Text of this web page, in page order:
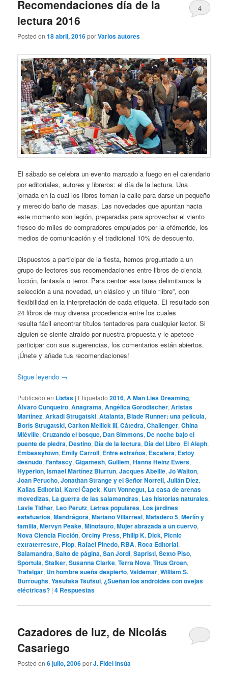
Recomendaciones día de la
lectura 2016
Posted on18 abril, 2016porVarios autores
4
El sábado se celebra un evento marcado a fuego en el calendario
por editoriales, autores y libreros: el día de la lectura. Una
jornada en la cual los libros toman la calle para darse un pequeño
y merecido baño de masas. Las novedades que apuntan hacia
este momento son legión, preparadas para aprovechar el viento
fresco de miles de compradores empujados por la efémeride, los
medios de comunicación y el tradicional 10% de descuento.
Dispuestos a participar de la fiesta, hemos preguntado a un
grupo de lectores sus recomendaciones entre libros de ciencia
ficción, fantasía o terror. Para centrar esa tarea delimitamos la
selección a una novedad, un clásico y un título “libre”, con
flexibilidad en la interpretación de cada etiqueta. El resultado son
24 libros de muy diversa procedencia entre los cuales
resulta fácil encontrar títulos tentadores para cualquier lector. Si
alguien se siente atraído por nuestra propuesta y le apetece
participar con sus sugerencias, los comentarios están abiertos.
¡Únete y añade tus recomendaciones!
Sigue leyendo →
Publicado en Listas | Etiquetado 2016,A Man Lies Dreaming,
Álvaro Cunqueiro,Anagrama,Angélica Gorodischer,Aristas
Martínez,Arkadi Strugatski,Atalanta, Blade Runner: una película,
Borís Strugatski,Carlton Mellick III,Cátedra,Challenger,China
Miéville,Cruzando el bosque, Dan Simmons, De noche bajo el
puente de piedra, Destino, Día de la lectura, Día del Libro, El Aleph,
Embassytown, Emily Carroll, Entre extraños, Escalera, Estoy
desnudo,Fantascy,Gigamesh,Guillem,Hanns Heinz Ewers,
Hyperion,Ismael Martínez Biurrun,Jacques Abeille,Jo Walton,
Joan Perucho,Jonathan Strange y el Señor Norrell,Julián Díez,
Kailas Editorial,Karel Čapek,Kurt Vonnegut, La casa de arenas
movedizas, La guerra de las salamandras, Las historias naturales,
Lavie Tidhar, Leo Perutz, Letras populares, Los jardines
estatuarios,Mandrágora,Mariano Villarreal,Matadero 5,Merlín y
familia,Mervyn Peake,Minotauro,Mujer abrazada a un cuervo,
Nova Ciencia Ficción,Orciny Press, Philip K. Dick, Picnic
extraterrestre, Plop, Rafael Pinedo, RBA, Roca Editorial,
Salamandra,Salto de página,San Jordi,Sapristi,Sexto Piso,
Sportula,Stalker,Susanna Clarke,Terra Nova,Titus Groan,
Trafalgar, Un hombre sueña despierto,Valdemar,William S.
Burroughs,Yasutaka Tsutsui, ¿Sueñan los androides con ovejas
eléctricas? |4 Respuestas
Cazadores de luz, de Nicolás
Casariego
Posted on6 julio, 2006porJ. Fidel Insúa